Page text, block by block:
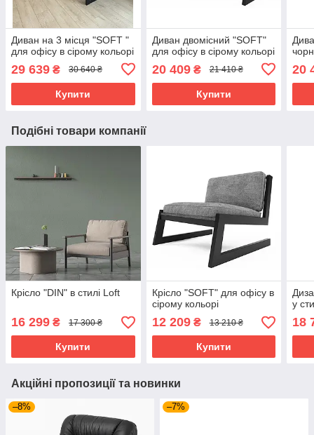
Диван на 3 місця "SOFT "
для офісу в сірому кольорі
29 639 ₴ 30 640 ₴
Купити
Диван двомісний "SOFT"
для офісу в сірому кольорі
20 409₴ 21 410 ₴
Купити
20
Подібні товари компанії
Крісло "DIN" в стилі Loft
16 299 ₴ 17 300 ₴
Купити
Крісло "SOFT" для офісу в
сірому кольорі
12 209₴ 13 210 ₴
Купити
у
18
Акційні пропозиції та новинки
–8% –7%